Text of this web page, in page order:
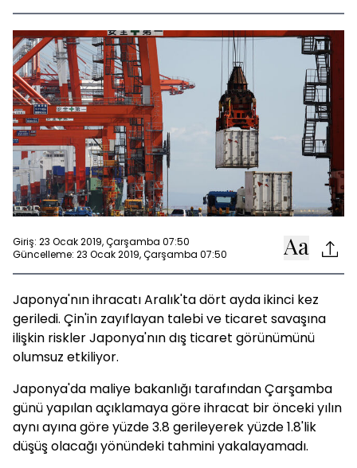
Giriş: 23 Ocak 2019, Çarşamba 07:50
Güncelleme: 23 Ocak 2019, Çarşamba 07:50
Japonya'nın ihracatı Aralık'ta dört ayda ikinci kez
geriledi. Çin'in zayıflayan talebi ve ticaret savaşına
ilişkin riskler Japonya'nın dış ticaret görünümünü
olumsuz etkiliyor.
Japonya'da maliye bakanlığı tarafından Çarşamba
günü yapılan açıklamaya göre ihracat bir önceki yılın
aynı ayına göre yüzde 3.8 gerileyerek yüzde 1.8'lik
düşüş olacağı yönündeki tahmini yakalayamadı.